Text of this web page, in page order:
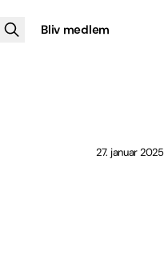
Bliv medlem
27. januar 2025